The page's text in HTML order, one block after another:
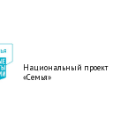
Национальный проект
«Семья»